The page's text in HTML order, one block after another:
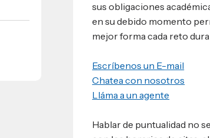
sus obligaciones
en su debido momento
mejor forma cada reto
Escríbenos un E-mail
Chatea con nosotros
Lláma a un agente
Hablar de puntualidad no